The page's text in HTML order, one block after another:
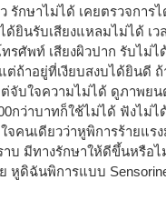
รักษาไม่ได้ เคยตรวจการ
ยินรับเสียงแหลมไม่ได้ เ
ทรศัพท์ เสียงผิวปาก รับไม่
ถ้าอยู่ที่เงียบสงบได้ยินดี
ต่จับใจความไม่ได้ ดูภาพย
กว่าบาทก็ใช้ไม่ได้ ฟังไม่
คนเดียวว่าหูพิการร้ายแร
บ มีทางรักษาให้ดีขึ้นหรือ
หูดิฉันพิการแบบ